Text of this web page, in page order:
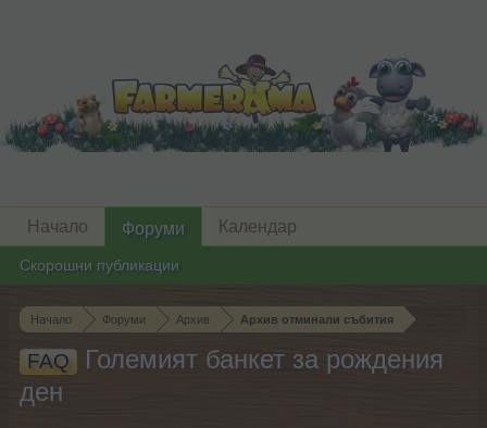
Начало Форуми Архив Архив отминали събития
FAQ
Големият банкет за рождения
ден
Начало Форуми
Скорошни публикации
Календар